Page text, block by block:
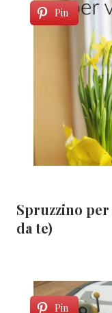
Pin
Spruzzino
da te)
Pin